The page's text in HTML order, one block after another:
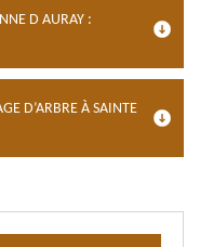
D AURAY :
D’ARBRE À SAINTE